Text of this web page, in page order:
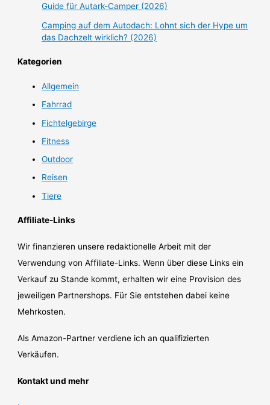
Guide für Autark-Camper (2026)
Camping auf dem Autodach: Lohnt sich der Hype um
das Dachzelt wirklich? (2026)
Kategorien
Allgemein
Fahrrad
Fichtelgebirge
Fitness
Outdoor
Reisen
Tiere
Affiliate-Links
Wir finanzieren unsere redaktionelle Arbeit mit der
Verwendung von Affiliate-Links. Wenn über diese Links ein
Verkauf zu Stande kommt, erhalten wir eine Provision des
jeweiligen Partnershops. Für Sie entstehen dabei keine
Mehrkosten.
Als Amazon-Partner verdiene ich an qualifizierten
Verkäufen.
Kontakt und mehr